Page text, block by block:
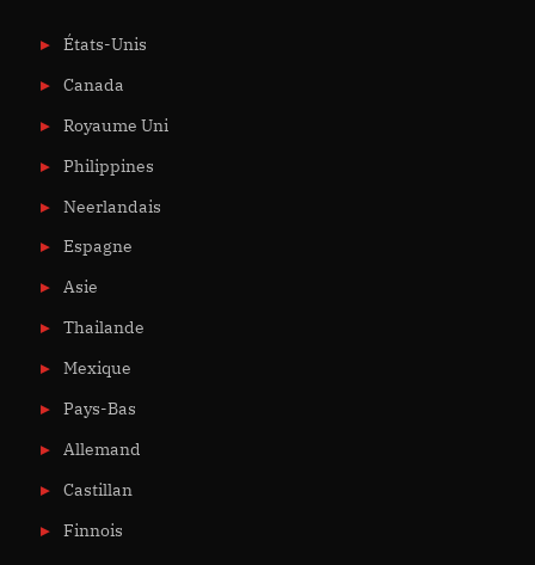
États-Unis
Canada
Royaume Uni
Philippines
Neerlandais
Espagne
Asie
Thailande
Mexique
Pays-Bas
Allemand
Castillan
Finnois